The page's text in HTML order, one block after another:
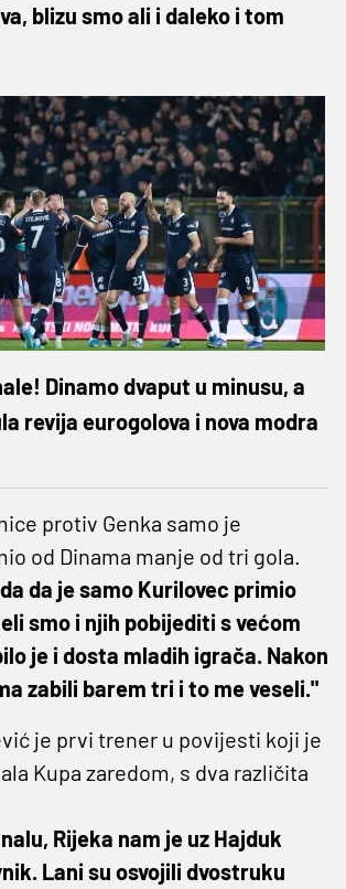
blizu smo ali i daleko i tom
Dinamo dvaput u minusu, a
revija eurogolova i nova modra
protiv Genka samo je
od Dinama manje od tri gola.
da je samo Kurilovec primio
smo i njih pobijediti s većom
je i dosta mladih igrača. Nakon
zabili barem tri i to me veseli."
je prvi trener u povijesti koji je
Kupa zaredom, s dva različita
Rijeka nam je uz Hajduk
Lani su osvojili dvostruku